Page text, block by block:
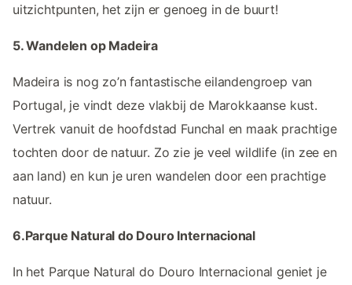
uitzichtpunten, het zijn er genoeg in de buurt!
5. Wandelen op Madeira
Madeira is nog zo’n fantastische eilandengroep van
Portugal, je vindt deze vlakbij de Marokkaanse kust.
Vertrek vanuit de hoofdstad Funchal en maak prachtige
tochten door de natuur. Zo zie je veel wildlife (in zee en
aan land) en kun je uren wandelen door een prachtige
natuur.
6.Parque Natural do Douro Internacional
In het Parque Natural do Douro Internacional geniet je